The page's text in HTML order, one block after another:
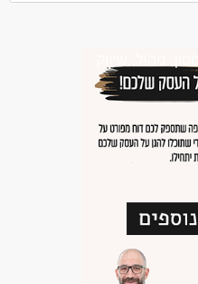
עבודת משמרות